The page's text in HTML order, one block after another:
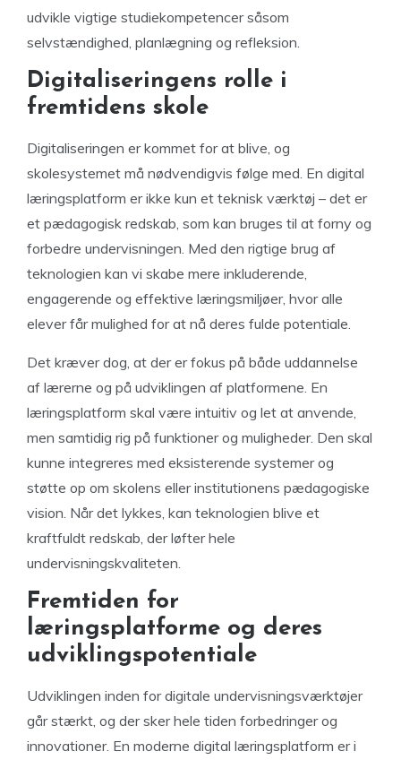
udvikle vigtige studiekompetencer såsom
selvstændighed, planlægning og refleksion.
Digitaliseringens rolle i
fremtidens skole
Digitaliseringen er kommet for at blive, og
skolesystemet må nødvendigvis følge med. En digital
læringsplatform er ikke kun et teknisk værktøj – det er
et pædagogisk redskab, som kan bruges til at forny og
forbedre undervisningen. Med den rigtige brug af
teknologien kan vi skabe mere inkluderende,
engagerende og effektive læringsmiljøer, hvor alle
elever får mulighed for at nå deres fulde potentiale.
Det kræver dog, at der er fokus på både uddannelse
af lærerne og på udviklingen af platformene. En
læringsplatform skal være intuitiv og let at anvende,
men samtidig rig på funktioner og muligheder. Den skal
kunne integreres med eksisterende systemer og
støtte op om skolens eller institutionens pædagogiske
vision. Når det lykkes, kan teknologien blive et
kraftfuldt redskab, der løfter hele
undervisningskvaliteten.
Fremtiden for
læringsplatforme og deres
udviklingspotentiale
Udviklingen inden for digitale undervisningsværktøjer
går stærkt, og der sker hele tiden forbedringer og
innovationer. En moderne digital læringsplatform er i